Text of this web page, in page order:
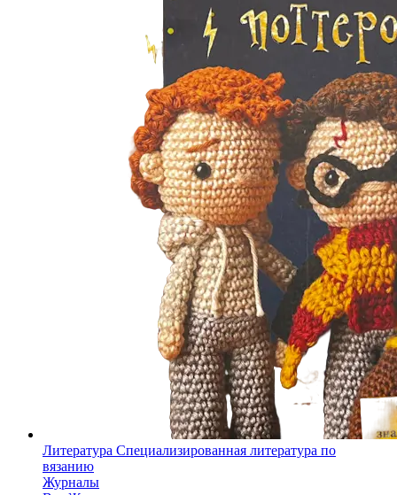
Литература Специализированная литература по
вязанию
Журналы